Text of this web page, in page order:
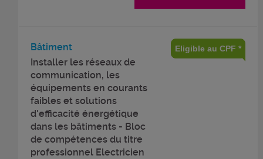
Bâtiment
Installer les réseaux de
communication, les
équipements en courants
faibles et solutions
d'efficacité énergétique
dans les bâtiments - Bloc
de compétences du titre
professionnel Electricien
Eligible au CPF *